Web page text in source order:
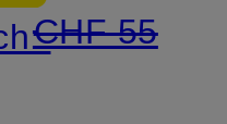
CHF 55